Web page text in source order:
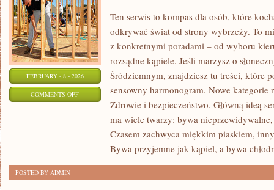
FEBRUARY - 8 - 2026
COMMENTS OFFON
Ten serwis to kompas dla osób, które
odkrywać świat od strony wybrzeży. To
z konkretnymi poradami – od wyboru
rozsądne kąpiele. Jeśli marzysz o
Śródziemnym, znajdziesz tu treści, które
sensowny harmonogram. Nowe
Zdrowie i bezpieczeństwo. Główną ideą
ma wiele twarzy: bywa
Czasem zachwyca miękkim piaskiem,
Bywa przyjemne jak kąpiel, a bywa
POSTED BY ADMIN